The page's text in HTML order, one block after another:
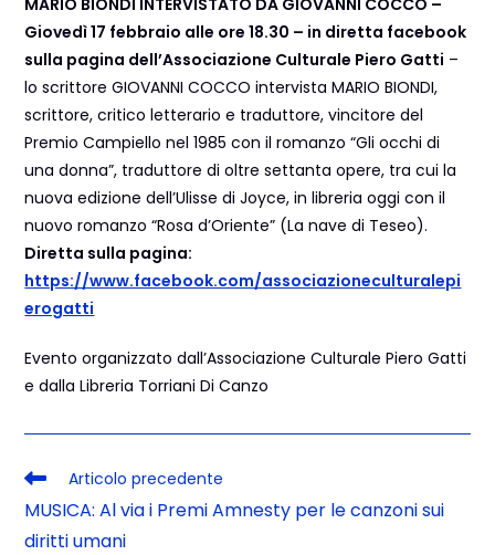
Giovedì 17 febbraio alle ore 18.30 – in diretta facebook
sulla pagina dell’Associazione Culturale Piero Gatti –
lo scrittore GIOVANNI COCCO intervista MARIO BIONDI,
scrittore, critico letterario e traduttore, vincitore del
Premio Campiello nel 1985 con il romanzo “Gli occhi di
una donna”, traduttore di oltre settanta opere, tra cui la
nuova edizione dell’Ulisse di Joyce, in libreria oggi con il
nuovo romanzo “Rosa d’Oriente” (La nave di Teseo).
Diretta sulla pagina:
https://www.facebook.com/associazioneculturalepi
erogatti
Evento organizzato dall’Associazione Culturale Piero Gatti
e dalla Libreria Torriani Di Canzo
Articolo precedente
MUSICA: Al via i Premi Amnesty per le canzoni sui
diritti umani